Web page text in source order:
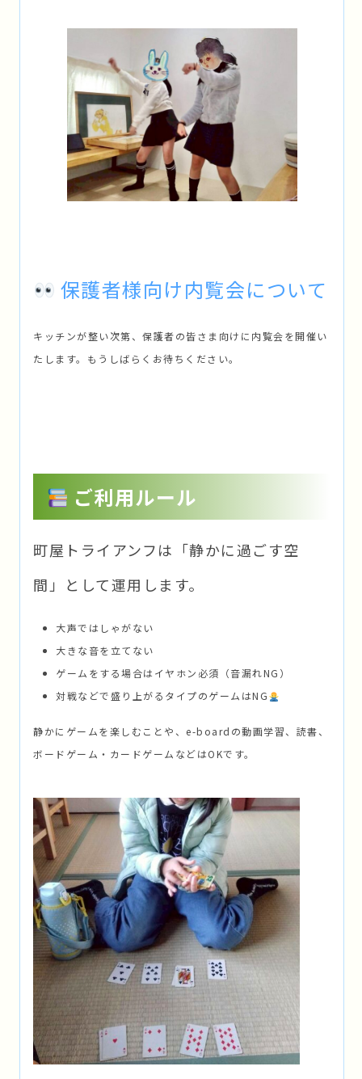
保護者様向け内覧会について
キッチンが整い次第、保護者の皆さま向けに内覧会を開催い
たします。もうしばらくお待ちください。
ご利用ルール
町屋トライアンフは「静かに過ごす空
間」として運用します。
大声ではしゃがない
大きな音を立てない
ゲームをする場合はイヤホン必須（音漏れNG）
対戦などで盛り上がるタイプのゲームはNG
静かにゲームを楽しむことや、e-boardの動画学習、読書、
ボードゲーム・カードゲームなどはOKです。